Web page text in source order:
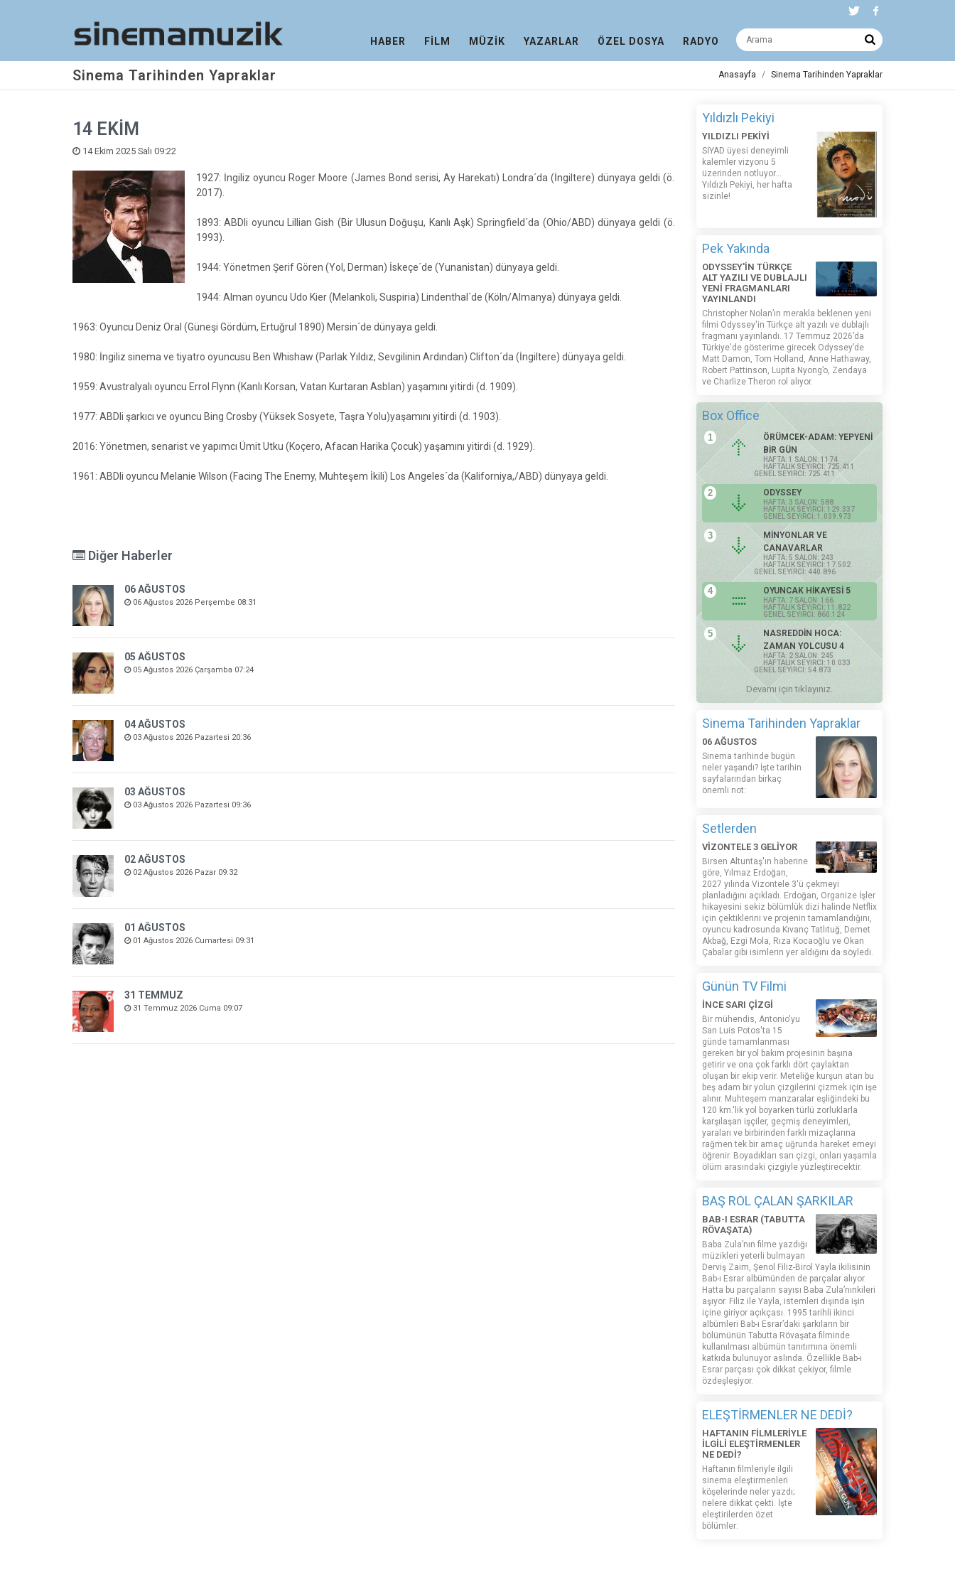
HABER FİLM MÜZİK YAZARLAR ÖZEL DOSYA RADYO
Sinema Tarihinden Yapraklar Anasayfa Sinema Tarihinden Yapraklar
14 EKİM
14 Ekim 2025 Salı 09:22
1927: İngiliz oyuncu Roger Moore (James Bond serisi, Ay Harekatı) Londra´da (İngiltere) dünyaya geldi (ö.
2017).
1893: ABDli oyuncu Lillian Gish (Bir Ulusun Doğuşu, Kanlı Aşk) Springfield´da (Ohio/ABD) dünyaya geldi (ö.
1993).
1944: Yönetmen Şerif Gören (Yol, Derman) İskeçe´de (Yunanistan) dünyaya geldi.
1944: Alman oyuncu Udo Kier (Melankoli, Suspiria) Lindenthal´de (Köln/Almanya) dünyaya geldi.
1963: Oyuncu Deniz Oral (Güneşi Gördüm, Ertuğrul 1890) Mersin´de dünyaya geldi.
1980: İngiliz sinema ve tiyatro oyuncusu Ben Whishaw (Parlak Yıldız, Sevgilinin Ardından) Clifton´da (İngiltere) dünyaya geldi.
1959: Avustralyalı oyuncu Errol Flynn (Kanlı Korsan, Vatan Kurtaran Asblan) yaşamını yitirdi (d. 1909).
1977: ABDli şarkıcı ve oyuncu Bing Crosby (Yüksek Sosyete, Taşra Yolu)yaşamını yitirdi (d. 1903).
2016: Yönetmen, senarist ve yapımcı Ümit Utku (Koçero, Afacan Harika Çocuk) yaşamını yitirdi (d. 1929).
1961: ABDli oyuncu Melanie Wilson (Facing The Enemy, Muhteşem İkili) Los Angeles´da (Kaliforniya,/ABD) dünyaya geldi.
Diğer Haberler
06 AĞUSTOS
06 Ağustos 2026 Perşembe 08:31
05 AĞUSTOS
05 Ağustos 2026 Çarşamba 07:24
04 AĞUSTOS
03 Ağustos 2026 Pazartesi 20:36
03 AĞUSTOS
03 Ağustos 2026 Pazartesi 09:36
02 AĞUSTOS
02 Ağustos 2026 Pazar 09:32
01 AĞUSTOS
01 Ağustos 2026 Cumartesi 09:31
31 TEMMUZ
31 Temmuz 2026 Cuma 09:07
Yıldızlı Pekiyi
YILDIZLI PEKİYİ
SİYAD üyesi deneyimli
kalemler vizyonu 5
üzerinden notluyor...
Yıldızlı Pekiyi, her hafta
sizinle!
Pek Yakında
ODYSSEY'İN TÜRKÇE
ALT YAZILI VE DUBLAJLI
YENİ FRAGMANLARI
YAYINLANDI
Christopher Nolan’ın merakla beklenen yeni
filmi Odyssey'in Türkçe alt yazılı ve dublajlı
fragmanı yayınlandı. 17 Temmuz 2026’da
Türkiye'de gösterime girecek Odyssey’de
Matt Damon, Tom Holland, Anne Hathaway,
Robert Pattinson, Lupita Nyong’o, Zendaya
ve Charlize Theron rol alıyor.
Box Office
1
ÖRÜMCEK-ADAM: YEPYENİ
BİR GÜN
HAFTA: 1 SALON: 1174
HAFTALIK SEYİRCİ: 725.411
GENEL SEYİRCİ: 725.411
2 ODYSSEY
HAFTA: 3 SALON: 588
HAFTALIK SEYİRCİ: 129.337
GENEL SEYİRCİ: 1.039.973
3
MİNYONLAR VE
CANAVARLAR
HAFTA: 5 SALON: 243
HAFTALIK SEYİRCİ: 17.502
GENEL SEYİRCİ: 440.896
4 OYUNCAK HİKAYESİ 5
HAFTA: 7 SALON: 166
HAFTALIK SEYİRCİ: 11.822
GENEL SEYİRCİ: 860.124
5
NASREDDİN HOCA:
ZAMAN YOLCUSU 4
HAFTA: 2 SALON: 245
HAFTALIK SEYİRCİ: 10.033
GENEL SEYİRCİ: 54.873
Devamı için tıklayınız.
Sinema Tarihinden Yapraklar
06 AĞUSTOS
Sinema tarihinde bugün
neler yaşandı? İşte tarihin
sayfalarından birkaç
önemli not:
Setlerden
VİZONTELE 3 GELİYOR
Birsen Altuntaş'ın haberine
göre, Yılmaz Erdoğan,
2027 yılında Vizontele 3'ü çekmeyi
planladığını açıkladı. Erdoğan, Organize İşler
hikayesini sekiz bölümlük dizi halinde Netflix
için çektiklerini ve projenin tamamlandığını,
oyuncu kadrosunda Kıvanç Tatlıtuğ, Demet
Akbağ, Ezgi Mola, Rıza Kocaoğlu ve Okan
Çabalar gibi isimlerin yer aldığını da söyledi.
Günün TV Filmi
İNCE SARI ÇİZGİ
Bir mühendis, Antonio'yu
San Luis Potos'ta 15
günde tamamlanması
gereken bir yol bakım projesinin başına
getirir ve ona çok farklı dört çaylaktan
oluşan bir ekip verir. Meteliğe kurşun atan bu
beş adam bir yolun çizgilerini çizmek için işe
alınır. Muhteşem manzaralar eşliğindeki bu
120 km.'lik yol boyarken türlü zorluklarla
karşılaşan işçiler, geçmiş deneyimleri,
yaraları ve birbirinden farklı mizaçlarına
rağmen tek bir amaç uğrunda hareket emeyi
öğrenir. Boyadıkları sarı çizgi, onları yaşamla
ölüm arasındaki çizgiyle yüzleştirecektir.
BAŞ ROL ÇALAN ŞARKILAR
BAB-I ESRAR (TABUTTA
RÖVAŞATA)
Baba Zula’nın filme yazdığı
müzikleri yeterli bulmayan
Derviş Zaim, Şenol Filiz-Birol Yayla ikilisinin
Bab-ı Esrar albümünden de parçalar alıyor.
Hatta bu parçaların sayısı Baba Zula’nınkileri
aşıyor. Filiz ile Yayla, istemleri dışında işin
içine giriyor açıkçası. 1995 tarihli ikinci
albümleri Bab-ı Esrar’daki şarkıların bir
bölümünün Tabutta Rövaşata filminde
kullanılması albümün tanıtımına önemli
katkıda bulunuyor aslında. Özellikle Bab-ı
Esrar parçası çok dikkat çekiyor, filmle
özdeşleşiyor.
ELEŞTİRMENLER NE DEDİ?
HAFTANIN FİLMLERİYLE
İLGİLİ ELEŞTİRMENLER
NE DEDİ?
Haftanın filmleriyle ilgili
sinema eleştirmenleri
köşelerinde neler yazdı;
nelere dikkat çekti. İşte
eleştirilerden özet
bölümler: